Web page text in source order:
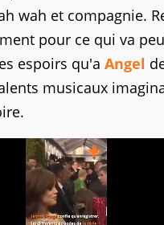
wah et compagnie.
pour ce qui va
espoirs qu'a Angel
musicaux